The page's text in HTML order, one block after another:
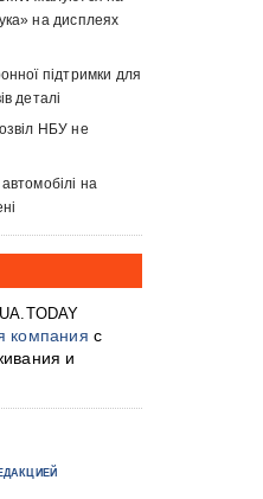
на дисплеях
підтримки для
деталі
НБУ не
на
компания с
и